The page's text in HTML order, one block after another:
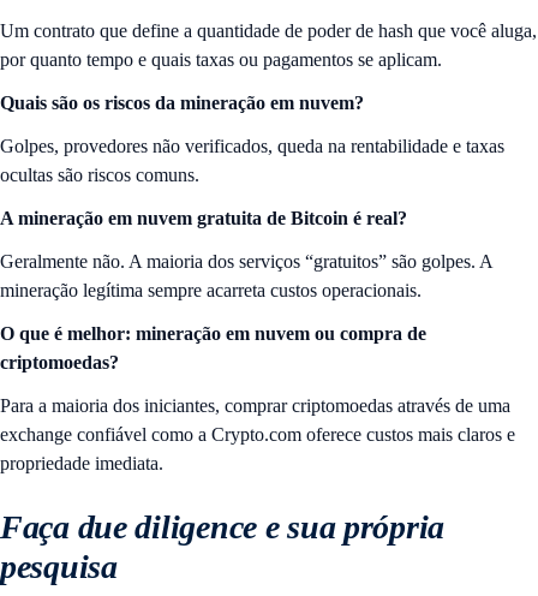
Um contrato que define a quantidade de poder de hash que você aluga,
por quanto tempo e quais taxas ou pagamentos se aplicam.
Quais são os riscos da mineração em nuvem?
Golpes, provedores não verificados, queda na rentabilidade e taxas
ocultas são riscos comuns.
A mineração em nuvem gratuita de Bitcoin é real?
Geralmente não. A maioria dos serviços “gratuitos” são golpes. A
mineração legítima sempre acarreta custos operacionais.
O que é melhor: mineração em nuvem ou compra de
criptomoedas?
Para a maioria dos iniciantes, comprar criptomoedas através de uma
exchange confiável como a Crypto.com oferece custos mais claros e
propriedade imediata.
Faça due diligence e sua própria
pesquisa